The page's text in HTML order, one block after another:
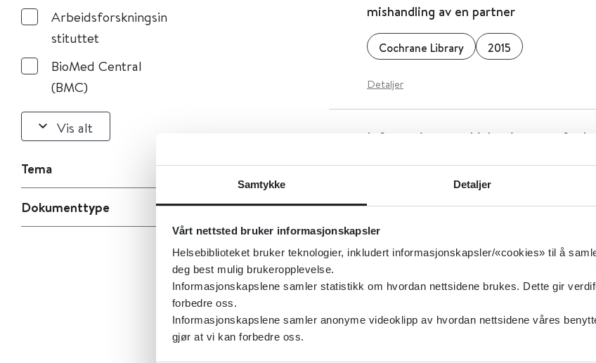
Samtykke Detaljer
Vårt nettsted bruker informasjonskapsler
Helsebiblioteket bruker teknologier, inkludert informasjonskapsler/«cookies» til å
deg best mulig brukeropplevelse.
Informasjonskapslene samler statistikk om hvordan nettsidene brukes. Dette gir
forbedre oss.
Informasjonskapslene samler anonyme videoklipp av hvordan nettsidene våres
gjør at vi kan forbedre oss.
Arbeidsforskningsin
stituttet
BioMed Central
(BMC)
Vis alt
Tema
Dokumenttype
mishandling av en partner
Cochrane Library 2015
Detaljer
Informasjons- og hjelpetjenester for
Folkehelseinstituttet (FHI)
Detaljer
Informasjons- og hjelpetjenester for